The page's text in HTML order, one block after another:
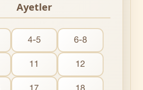
Ayetler
4-5 6-8
11 12